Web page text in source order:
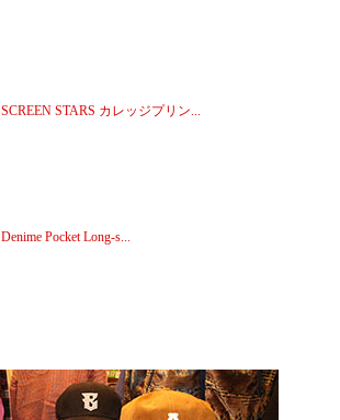
SCREEN STARS カレッジプリン...
Denime Pocket Long-s...